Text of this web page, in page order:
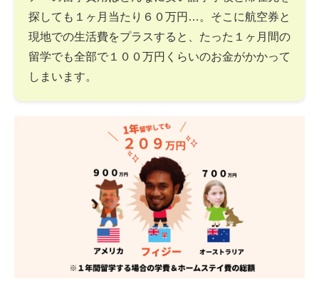
探しても１ヶ月当たり６０万円…。そこに航空券と
現地での生活費をプラスすると、たった１ヶ月間の
留学でも全部で１００万円くらいのお金がかかって
しまいます。